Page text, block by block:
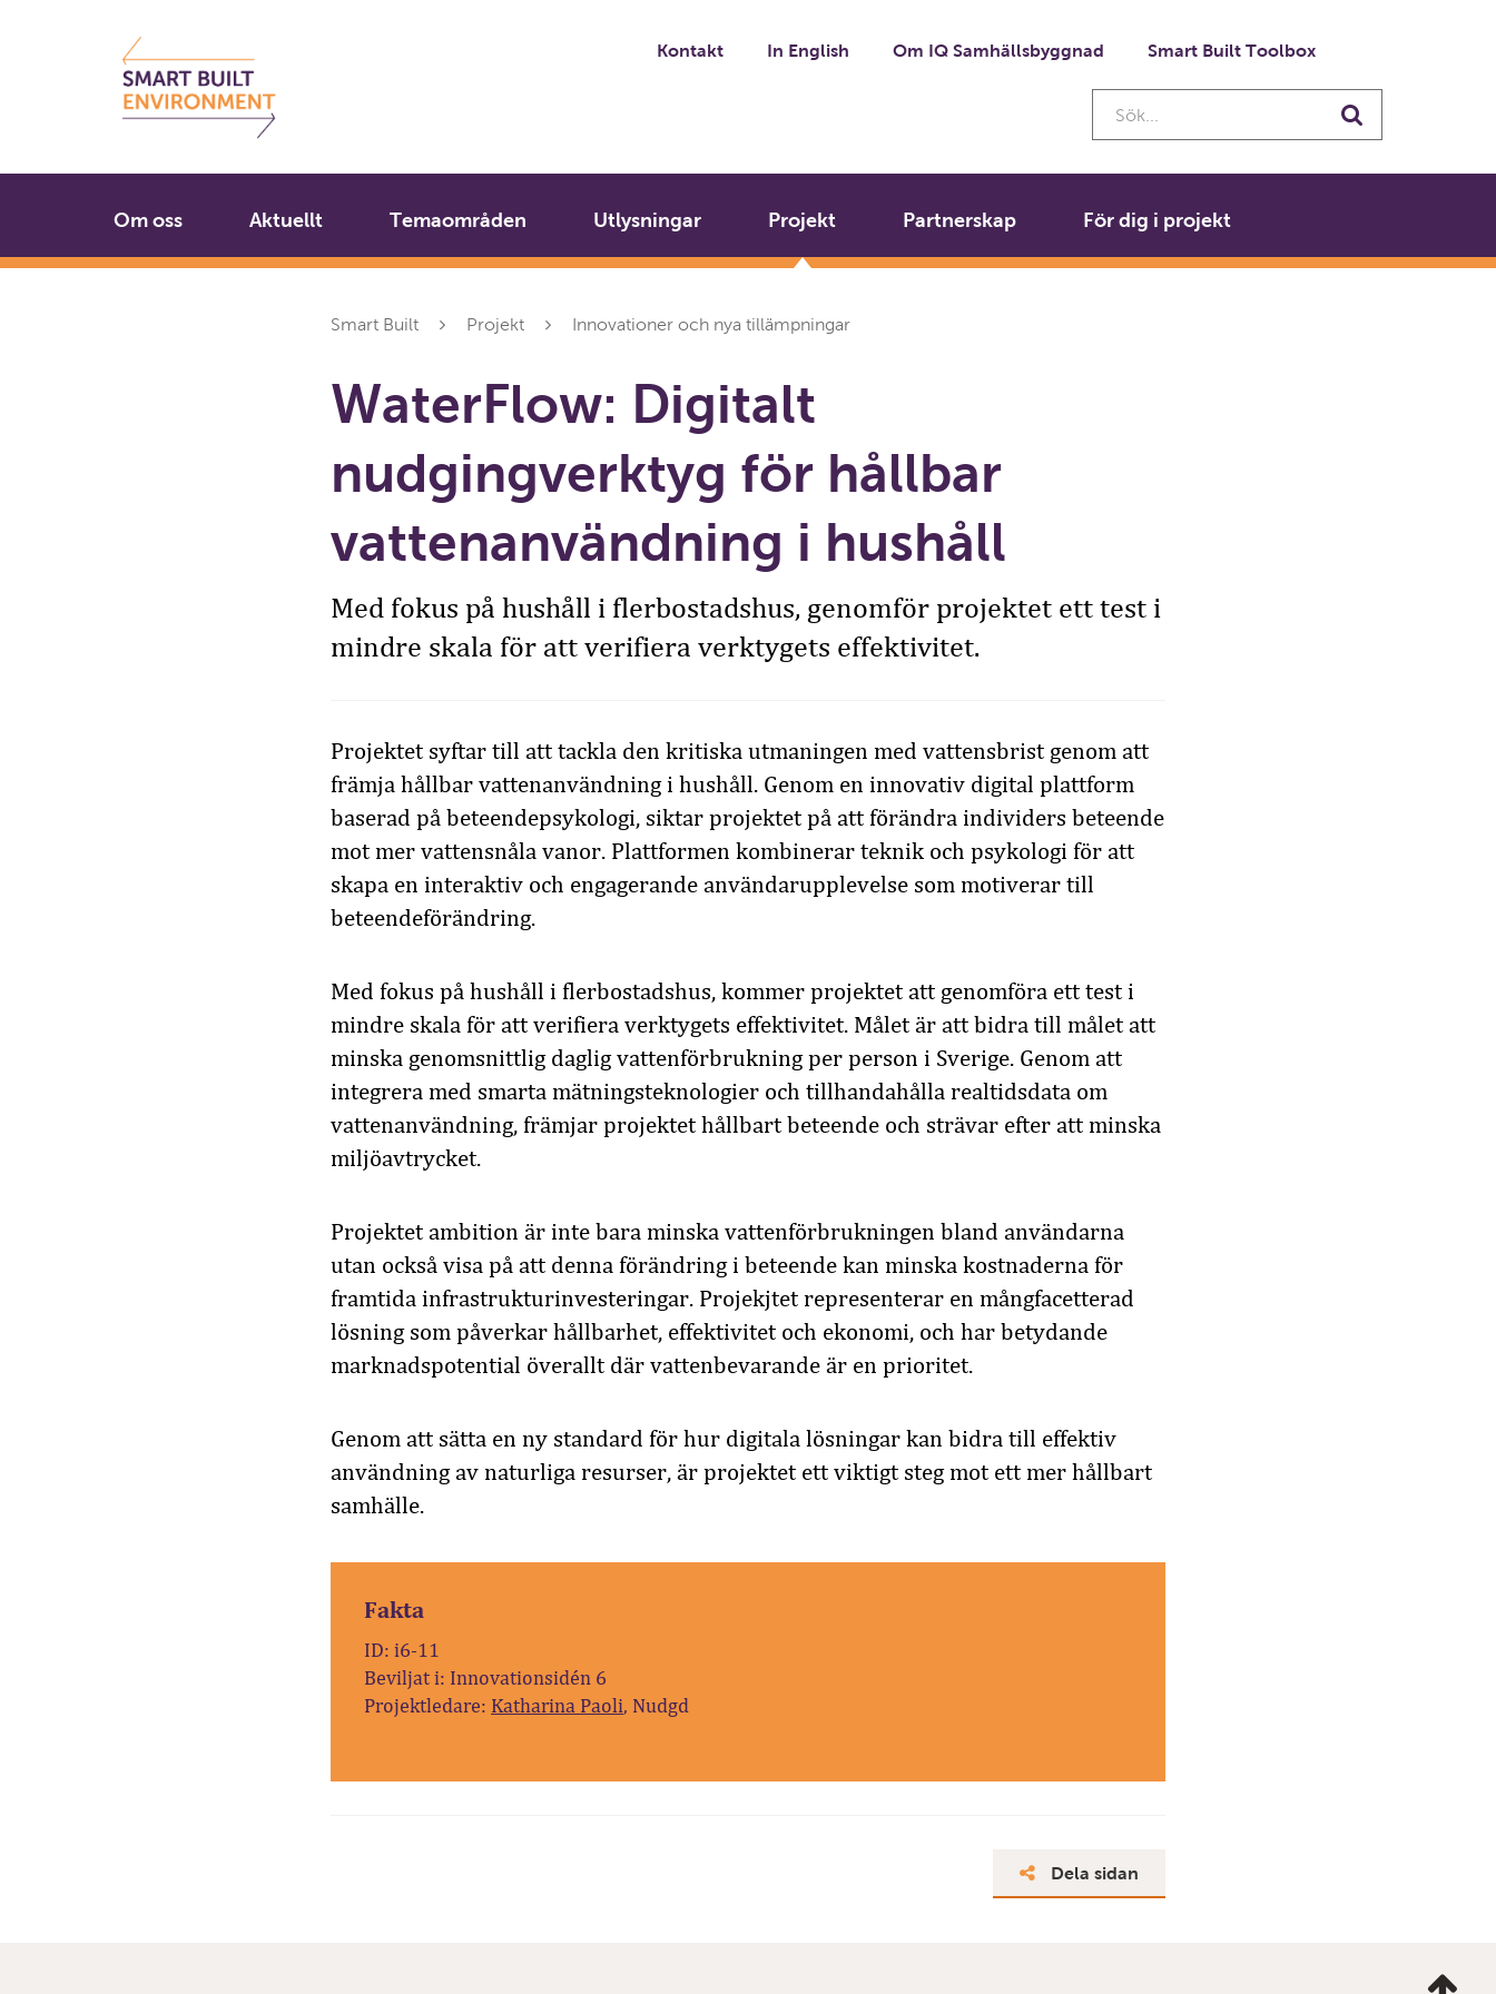
Kontakt In English Om IQ Samhällsbyggnad Smart Built Toolbox
Sök
Om oss Aktuellt Temaområden Utlysningar Projekt Partnerskap För dig i projekt
Smart Built Projekt Innovationer och nya tillämpningar
WaterFlow: Digitalt
nudgingverktyg för hållbar
vattenanvändning i hushåll
Med fokus på hushåll i flerbostadshus, genomför projektet ett test i
mindre skala för att verifiera verktygets effektivitet.
Projektet syftar till att tackla den kritiska utmaningen med vattensbrist genom att
främja hållbar vattenanvändning i hushåll. Genom en innovativ digital plattform
baserad på beteendepsykologi, siktar projektet på att förändra individers beteende
mot mer vattensnåla vanor. Plattformen kombinerar teknik och psykologi för att
skapa en interaktiv och engagerande användarupplevelse som motiverar till
beteendeförändring.
Med fokus på hushåll i flerbostadshus, kommer projektet att genomföra ett test i
mindre skala för att verifiera verktygets effektivitet. Målet är att bidra till målet att
minska genomsnittlig daglig vattenförbrukning per person i Sverige. Genom att
integrera med smarta mätningsteknologier och tillhandahålla realtidsdata om
vattenanvändning, främjar projektet hållbart beteende och strävar efter att minska
miljöavtrycket.
Projektet ambition är inte bara minska vattenförbrukningen bland användarna
utan också visa på att denna förändring i beteende kan minska kostnaderna för
framtida infrastrukturinvesteringar. Projekjtet representerar en mångfacetterad
lösning som påverkar hållbarhet, effektivitet och ekonomi, och har betydande
marknadspotential överallt där vattenbevarande är en prioritet.
Genom att sätta en ny standard för hur digitala lösningar kan bidra till effektiv
användning av naturliga resurser, är projektet ett viktigt steg mot ett mer hållbart
samhälle.
Fakta
ID: i6-11
Beviljat i: Innovationsidén 6
Projektledare: Katharina Paoli, Nudgd
Dela sidan